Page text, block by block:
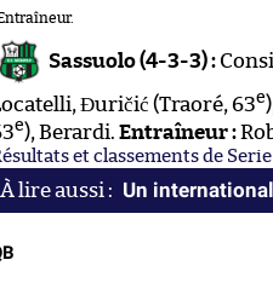
Sassuolo (4-3-3) :
Đuričić (Traoré, 63e
e), Berardi. Entraîneur :
et classements de Serie
Un